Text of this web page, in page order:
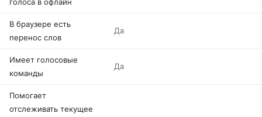
В браузере есть
перенос слов
Да
Имеет голосовые
команды
Да
Помогает
отслеживать текущее